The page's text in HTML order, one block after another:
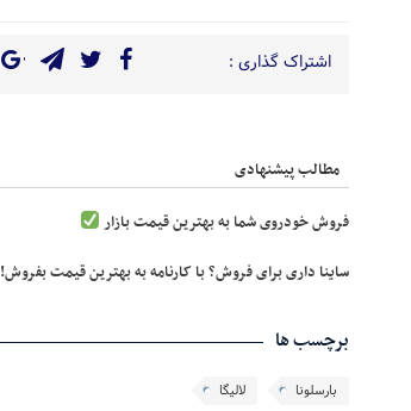
اشتراک گذاری :
مطالب پیشنهادی
فروش خودروی شما به بهترین قیمت بازار
ساینا داری برای فروش؟ با کارنامه به بهترین قیمت بفروش!
برچسب ها
بارسلونا لالیگا